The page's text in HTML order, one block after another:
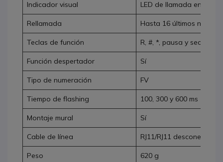
Indicador visual LED de llamada entrante
Rellamada Hasta 16 últimos
Teclas de función R, #, *, pausa y secreto
Función despertador Sí
Tipo de numeración FV
Tiempo de flashing 100, 300 y 600 ms
Montaje mural Sí
Cable de línea RJ11/RJ11 desconectable
Peso 620 g